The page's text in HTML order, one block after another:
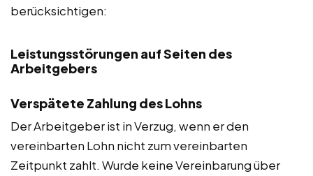
berücksichtigen:
Leistungsstörungen auf Seiten des
Arbeitgebers
Verspätete Zahlung des Lohns
Der Arbeitgeber ist in Verzug, wenn er den
vereinbarten Lohn nicht zum vereinbarten
Zeitpunkt zahlt. Wurde keine Vereinbarung über